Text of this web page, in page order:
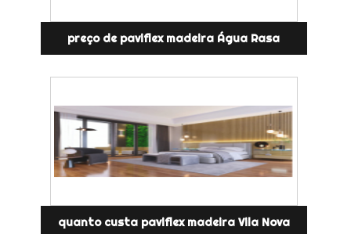
preço de paviflex madeira Água Rasa
quanto custa paviflex madeira Vila Nova